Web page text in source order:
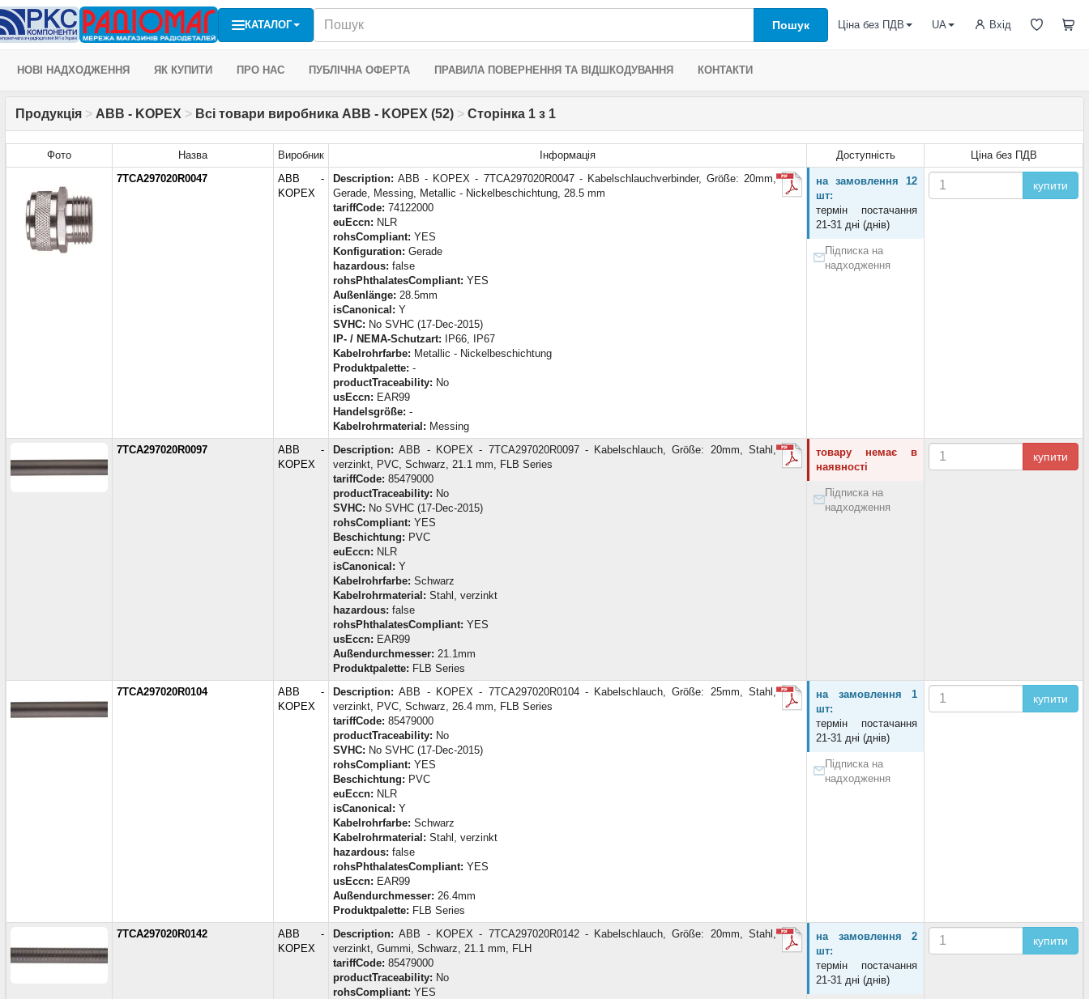
КАТАЛОГ Пошук Вхід
Ціна без ПДВ UA
НОВІ НАДХОДЖЕННЯ ЯК КУПИТИ ПРО НАС ПУБЛІЧНА ОФЕРТА ПРАВИЛА ПОВЕРНЕННЯ ТА ВІДШКОДУВАННЯ КОНТАКТИ
Продукція > ABB - KOPEX > Всі товари виробника ABB - KOPEX (52) > Сторінка 1 з 1
Фото Назва Виробник Інформація Доступність
Ціна без ПДВ
7TCA297020R0047
ABB -
KOPEX
Description: ABB - KOPEX - 7TCA297020R0047 - Kabelschlauchverbinder, Größe: 20mm,
Gerade, Messing, Metallic - Nickelbeschichtung, 28.5 mm
tariffCode: 74122000
euEccn: NLR
rohsCompliant: YES
Konfiguration: Gerade
hazardous: false
rohsPhthalatesCompliant: YES
Außenlänge: 28.5mm
isCanonical: Y
SVHC: No SVHC (17-Dec-2015)
IP- / NEMA-Schutzart: IP66, IP67
Kabelrohrfarbe: Metallic - Nickelbeschichtung
Produktpalette: -
productTraceability: No
usEccn: EAR99
Handelsgröße: -
Kabelrohrmaterial: Messing
на замовлення 12
шт:
термін постачання
21-31 дні (днів)
Підписка на
надходження
купити
7TCA297020R0097
ABB -
KOPEX
Description: ABB - KOPEX - 7TCA297020R0097 - Kabelschlauch, Größe: 20mm, Stahl,
verzinkt, PVC, Schwarz, 21.1 mm, FLB Series
tariffCode: 85479000
productTraceability: No
SVHC: No SVHC (17-Dec-2015)
rohsCompliant: YES
Beschichtung: PVC
euEccn: NLR
isCanonical: Y
Kabelrohrfarbe: Schwarz
Kabelrohrmaterial: Stahl, verzinkt
hazardous: false
rohsPhthalatesCompliant: YES
usEccn: EAR99
Außendurchmesser: 21.1mm
Produktpalette: FLB Series
товару немає в
наявності
Підписка на
надходження
купити
7TCA297020R0104
ABB -
KOPEX
Description: ABB - KOPEX - 7TCA297020R0104 - Kabelschlauch, Größe: 25mm, Stahl,
verzinkt, PVC, Schwarz, 26.4 mm, FLB Series
tariffCode: 85479000
productTraceability: No
SVHC: No SVHC (17-Dec-2015)
rohsCompliant: YES
Beschichtung: PVC
euEccn: NLR
isCanonical: Y
Kabelrohrfarbe: Schwarz
Kabelrohrmaterial: Stahl, verzinkt
hazardous: false
rohsPhthalatesCompliant: YES
usEccn: EAR99
Außendurchmesser: 26.4mm
Produktpalette: FLB Series
на замовлення 1
шт:
термін постачання
21-31 дні (днів)
Підписка на
надходження
купити
7TCA297020R0142
ABB -
KOPEX
Description: ABB - KOPEX - 7TCA297020R0142 - Kabelschlauch, Größe: 20mm, Stahl,
verzinkt, Gummi, Schwarz, 21.1 mm, FLH
tariffCode: 85479000
productTraceability: No
rohsCompliant: YES
на замовлення 2
шт:
термін постачання
21-31 дні (днів)
купити